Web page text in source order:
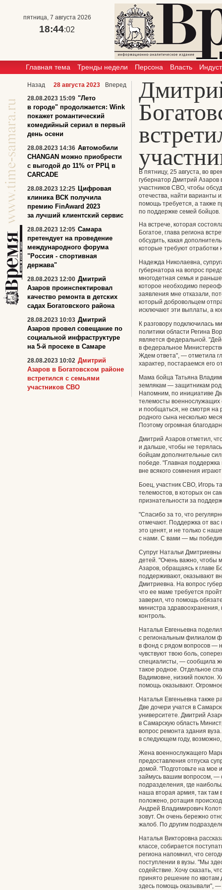
пятница, 7 августа 2026
18:44:02
Главная тема Тренды недели Персона Власть
В пятницу, 25 августа, во
губернатор Дмитрий
участников СВО, чтобы
отечества, найти варианты
помощь требуется, а также
по поддержке семей бойцов.
На встрече, которая
Богатое, глава региона
обсудить, какая
которые требуют
Надежда Николаевна,
губернатора на вопрос
многодетная семья и
которое необходимо
заявления мне отказали,
который добровольцем
исключают эти выплаты, а
К разговору подключилась
политики области Регина
является федеральной.
в федеральное
Ждем ответа", — отметила
характер, постараемся его
Мама бойца Татьяна
землякам — защитникам
Напомним, по инициативе
телемосты военнослужащих
и пообщаться, не смотря на
родного сына несколько
Поэтому огромная
Дмитрий Азаров отметил,
и дальше, чтобы не
бойцам дополнительные
победе. "Главная
вне всякого сомнения
Боец, участник СВО, Игорь
телемостов, в которых он
признательности за
"Спасибо за то, что
отмечают. Поддержка от вас
это ценят, и не только с
с нами. С вами — мы
Супруг Натальи
детей. "Очень важно, чтобы
Азаров, обращаясь к главе
поддерживают, оказывают
Дмитриевна. На вопрос
что ее маме требуется
заверил, что помощь
министра здравоохранения,
контроль.
Наталья Евгеньевна
с региональным филиалом
в фонд с рядом вопросов —
чувствуют твою боль,
специалисты, — сообщила
такое родное. Отдельное
Вадимовне, низкий поклон.
помощь оказывают.
Наталья Евгеньевна также
Две дочери учатся в
университете. Дмитрий
в Самарскую область
вопрос ремонта здания
в следующем году,
Жена военнослужащего
предоставления отпуска
домой. "Подготовьте на
займусь вашим вопросом, —
подразделения, где
наша вторая армия, так там
положено, ротация
Андрей Владимирович
зовут. Он очень бережно
жалоб. По другим
Наталья Викторовна
классе, собирается
региона напомнил, что
поступлении в вузы. "Мы
содействие. Хочу сказать,
принято решение по квотам
здесь помощь оказывали", —
Назад 28 августа 2023
Вперед
28.08.2023 15:09 "Лето
в городе" продолжается: Wink
покажет романтический
комедийный сериал в первый
день осени
28.08.2023 14:36 Автомобили
CHANGAN можно приобрести
с выгодой до 11% от РРЦ в
CARCADE
28.08.2023 12:25 Цифровая
клиника ВСК получила
премию FinAward 2023
за лучший клиентский сервис
28.08.2023 12:05 Самара
претендует на проведение
международного форума
"Россия - спортивная
держава"
28.08.2023 12:00 Дмитрий
Азаров проинспектировал
качество ремонта в детских
садах Богатовского района
28.08.2023 10:03 Дмитрий
Азаров провел совещание по
социальной инфраструктуре
на 5-й просеке в Самаре
28.08.2023 10:02 Дмитрий
Азаров в Богатовском районе
встретился с семьями
участников СВО